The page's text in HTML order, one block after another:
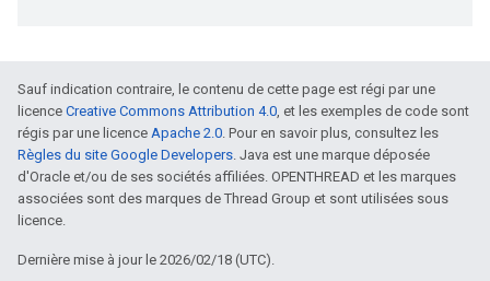
Sauf indication contraire, le contenu de cette page est régi par une
licence Creative Commons Attribution 4.0, et les exemples de code sont
régis par une licence Apache 2.0. Pour en savoir plus, consultez les
Règles du site Google Developers. Java est une marque déposée
d'Oracle et/ou de ses sociétés affiliées. OPENTHREAD et les marques
associées sont des marques de Thread Group et sont utilisées sous
licence.
Dernière mise à jour le 2026/02/18 (UTC).